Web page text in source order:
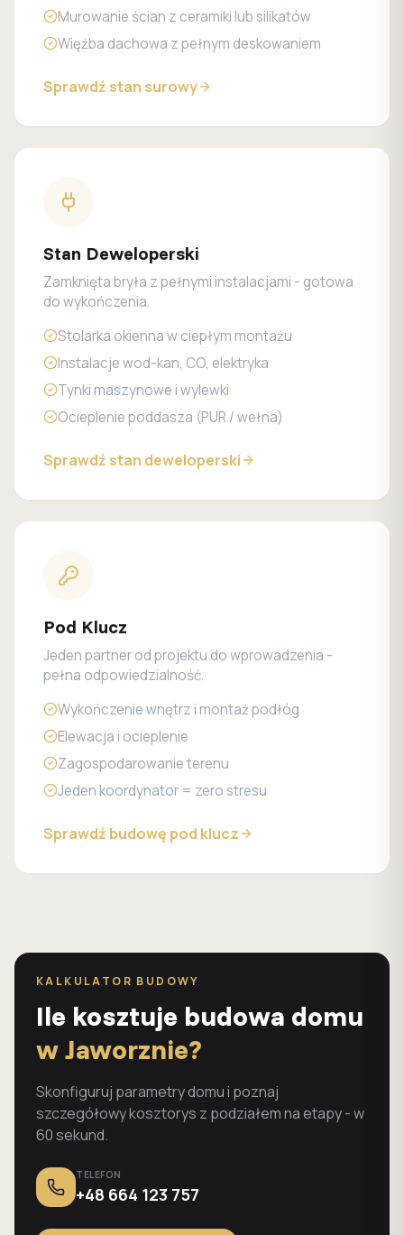
Murowanie ścian z ceramiki lub silikatów
Więźba dachowa z pełnym deskowaniem
Sprawdź stan surowy
Stan Deweloperski
Zamknięta bryła z pełnymi instalacjami - gotowa
do wykończenia.
Stolarka okienna w ciepłym montażu
Instalacje wod-kan, CO, elektryka
Tynki maszynowe i wylewki
Ocieplenie poddasza (PUR / wełna)
Sprawdź stan deweloperski
Pod Klucz
Jeden partner od projektu do wprowadzenia -
pełna odpowiedzialność.
Wykończenie wnętrz i montaż podłóg
Elewacja i ocieplenie
Zagospodarowanie terenu
Jeden koordynator = zero stresu
Sprawdź budowę pod klucz
KALKULATOR BUDOWY
Ile kosztuje budowa domu
w Jaworznie?
Skonfiguruj parametry domu i poznaj
szczegółowy kosztorys z podziałem na etapy - w
60 sekund.
TELEFON
+48 664 123 757